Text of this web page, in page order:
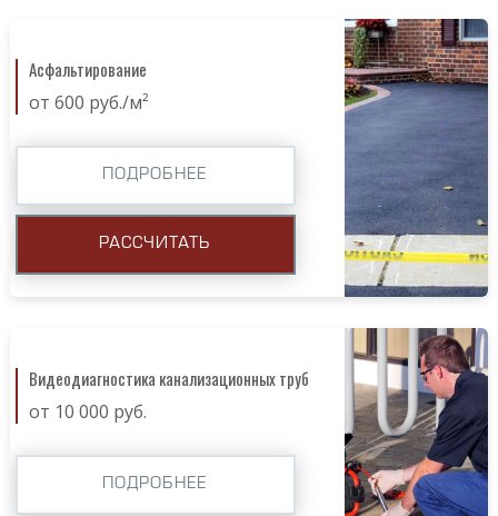
Асфальтирование
от 600 руб./м²
ПОДРОБНЕЕ
РАССЧИТАТЬ
Видеодиагностика канализационных труб
от 10 000 руб.
ПОДРОБНЕЕ